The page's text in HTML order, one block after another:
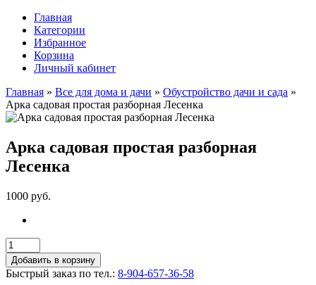
Главная
Категории
Избранное
Корзина
Личный кабинет
Главная » Все для дома и дачи » Обустройство дачи и сада »
Арка садовая простая разборная Лесенка
Арка садовая простая разборная
Лесенка
1000 руб.
Добавить в корзину
Быстрый заказ по тел.: 8-904-657-36-58